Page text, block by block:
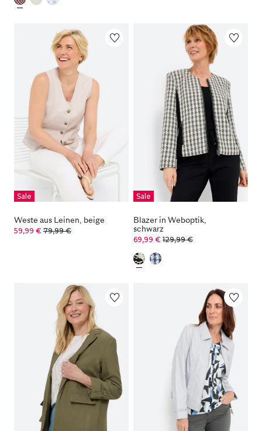
Sale
Weste aus Leinen, beige
59,99 € 79,99 €
Sale
Blazer in Weboptik,
schwarz
69,99 € 129,99 €